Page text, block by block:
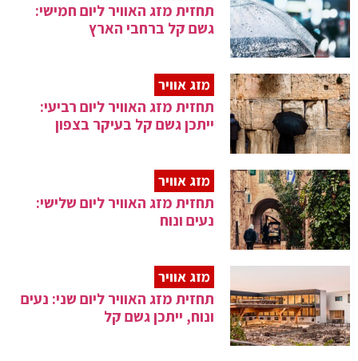
תחזית מזג האוויר ליום חמישי:
גשם קל ברחבי הארץ
מזג אוויר
תחזית מזג האוויר ליום רביעי:
ייתכן גשם קל בעיקר בצפון
מזג אוויר
תחזית מזג האוויר ליום שלישי:
נעים ונוח
מזג אוויר
תחזית מזג האוויר ליום שני: נעים
ונוח, ייתכן גשם קל